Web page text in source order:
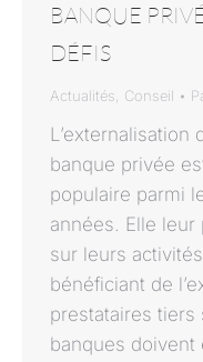
BANQUE
DÉFIS
Actualités, Conseil
banque privée
populaire parmi
années. Elle
sur leurs
bénéficiant de
prestataires tiers
banques doivent